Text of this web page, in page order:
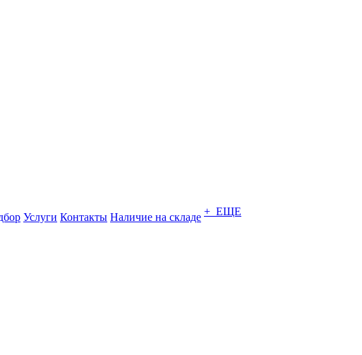
Услуги Контакты Наличие на складе + ЕЩЕ